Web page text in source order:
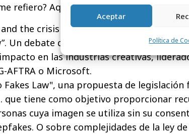
Aceptar
Política de
refiero? Aquí algunos ejemplos
and the crisis of creative rights deep fakes
Un debate que aborda los problemas
en las industrias creativas,
AFTRA o Microsoft.
Fakes Law", una propuesta de legislación
que tiene como objetivo proporcionar
cuya imagen se utiliza sin su
O sobre complejidades de la ley